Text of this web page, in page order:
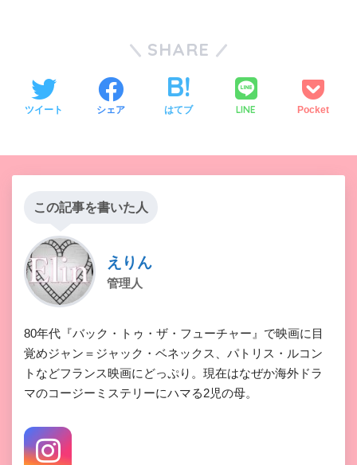
SHARE
ツイート シェア はてブ LINE Pocket
この記事を書いた人
えりん
管理人
80年代『バック・トゥ・ザ・フューチャー』で映画に目
覚めジャン＝ジャック・ベネックス、パトリス・ルコン
トなどフランス映画にどっぷり。現在はなぜか海外ドラ
マのコージーミステリーにハマる2児の母。